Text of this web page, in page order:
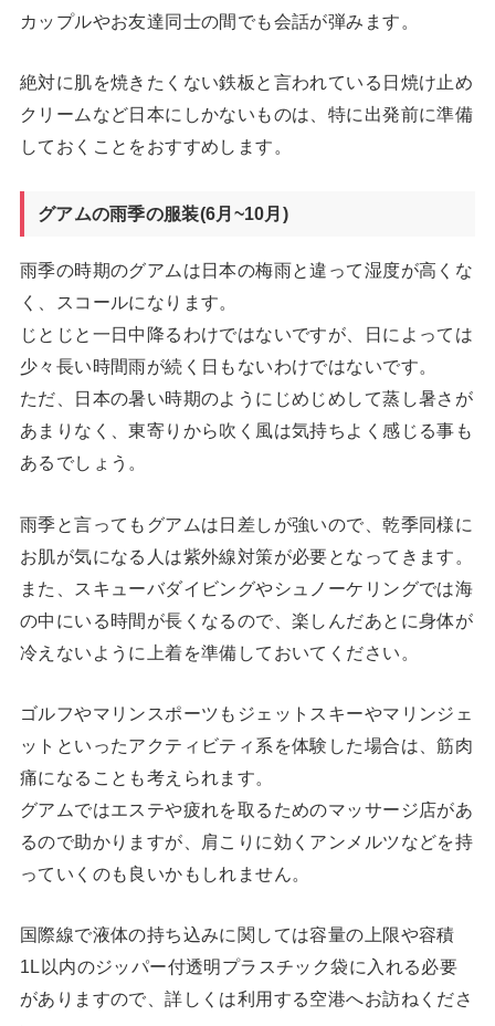
カップルやお友達同士の間でも会話が弾みます。
絶対に肌を焼きたくない鉄板と言われている日焼け止め
クリームなど日本にしかないものは、特に出発前に準備
しておくことをおすすめします。
グアムの雨季の服装(6月~10月)
雨季の時期のグアムは日本の梅雨と違って湿度が高くな
く、スコールになります。
じとじと一日中降るわけではないですが、日によっては
少々長い時間雨が続く日もないわけではないです。
ただ、日本の暑い時期のようにじめじめして蒸し暑さが
あまりなく、東寄りから吹く風は気持ちよく感じる事も
あるでしょう。
雨季と言ってもグアムは日差しが強いので、乾季同様に
お肌が気になる人は紫外線対策が必要となってきます。
また、スキューバダイビングやシュノーケリングでは海
の中にいる時間が長くなるので、楽しんだあとに身体が
冷えないように上着を準備しておいてください。
ゴルフやマリンスポーツもジェットスキーやマリンジェ
ットといったアクティビティ系を体験した場合は、筋肉
痛になることも考えられます。
グアムではエステや疲れを取るためのマッサージ店があ
るので助かりますが、肩こりに効くアンメルツなどを持
っていくのも良いかもしれません。
国際線で液体の持ち込みに関しては容量の上限や容積
1L以内のジッパー付透明プラスチック袋に入れる必要
がありますので、詳しくは利用する空港へお訪ねくださ